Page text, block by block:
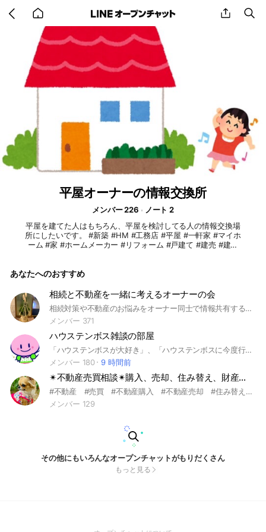
back
to
home
share
平屋オーナーの情報交換所
メンバー 226
ノート 2
平屋を建てた人はもちろん、平屋を検討してる人の情報交換場
所にしたいです。 #新築 #HM #工務店 #平屋 #一軒家 #マイホ
ーム #家 #ホームメーカー #リフォーム #戸建て #建売 #建築
あなたへのおすすめ
相続と不動産を一緒に考えるオーナーの会
相続対策や不動産のお悩みをオーナー同士で情報共有することで賢く解決しましょう。#不動産#投資＃相続＃オーナー#お悩み解決
メンバー 371
ハウステンボス雑談の部屋
「ハウステンボスが大好き」、「ハウステンボスに今度行くけど気になる事や不安な事などがある」という方、是非ご入室ください、是非分からない事、気になる事、不安な事、そしてハウステンボスの楽しかった事など、ハウステンボスの事なら何でもお話ください😊 皆さんで楽しくハウステンボスの事を話しましょう😆 ※宣伝、出会い目的での入室は禁止です。 あいさつ不要 入室後は必ず大事なノートの「ルール」を見てください ルールを守って楽しく会話しましょう😆 #九州 #ハウステンボス #テーマパーク
メンバー 180
9 時間前
✴︎不動産売買相談✴︎購入、売却、住み替え、財産分与、査定総合相談窓口
#不動産 #売買 #不動産購入 #不動産売却 #住み替え #査定 #離婚 #財産分与 #空き家対策 #投資 #相続 #ミルちゃん #犬のいる不動産屋#埼玉 #東京 #神奈川 #千葉 #名古屋 #沖縄 #大阪
メンバー 129
その他にもいろんなオープンチャットがもりだくさん
もっと見る